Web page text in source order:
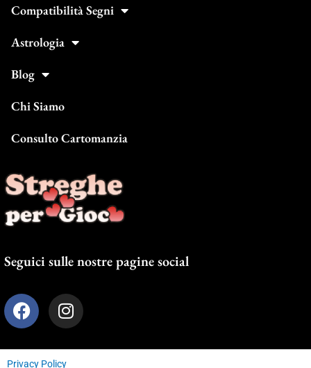
Compatibilità Segni
Astrologia
Blog
Chi Siamo
Consulto Cartomanzia
Seguici sulle nostre pagine social
F
a
e
I
n
t
Privacy Policy